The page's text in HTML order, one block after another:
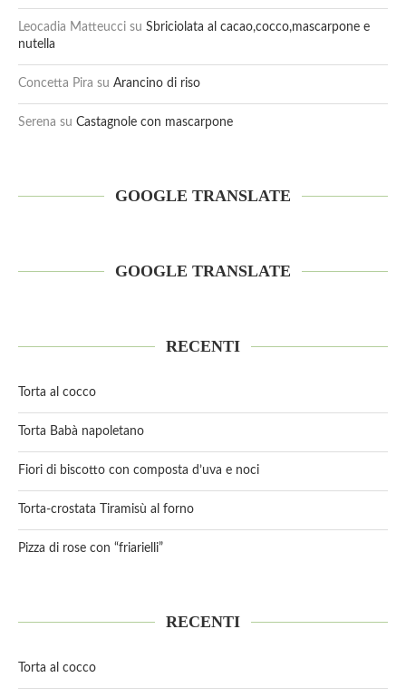
Leocadia Matteucci su Sbriciolata al cacao,cocco,mascarpone e
nutella
Concetta Pira su Arancino di riso
Serena su Castagnole con mascarpone
GOOGLE TRANSLATE
GOOGLE TRANSLATE
RECENTI
Torta al cocco
Torta Babà napoletano
Fiori di biscotto con composta d’uva e noci
Torta-crostata Tiramisù al forno
Pizza di rose con “friarielli”
RECENTI
Torta al cocco